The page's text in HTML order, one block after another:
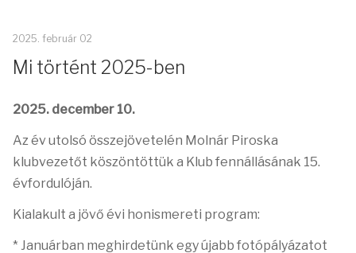
2025. február 02
Mi történt 2025-ben
2025. december 10.
Az év utolsó összejövetelén Molnár Piroska
klubvezetőt köszöntöttük a Klub fennállásának 15.
évfordulóján.
Kialakult a jövő évi honismereti program:
* Januárban meghirdetünk egy újabb fotópályázatot